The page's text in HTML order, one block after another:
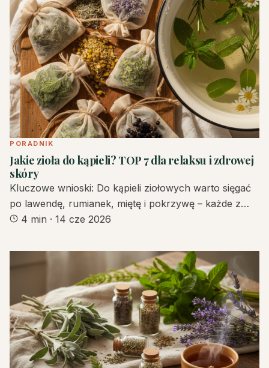
PORADNIK
Jakie zioła do kąpieli? TOP 7 dla relaksu i zdrowej
skóry
Kluczowe wnioski: Do kąpieli ziołowych warto sięgać
po lawendę, rumianek, miętę i pokrzywę – każde z…
4 min · 14 cze 2026